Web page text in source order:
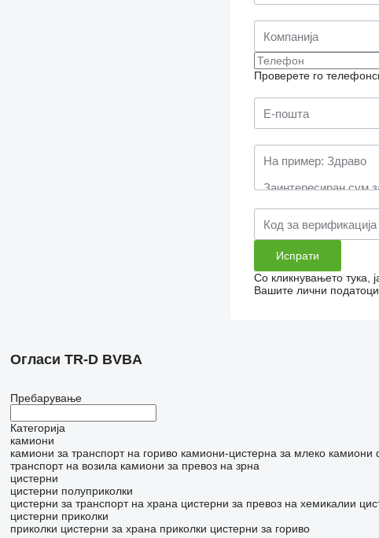
Проверете го
Со кликнувањето тука,
Вашите лични
Огласи TR-D BVBA
Пребарување
Категорија
камиони
камиони за транспорт на гориво камиони-цистерна за млеко камиони
транспорт на возила камиони за превоз на зрна
цистерни
цистерни полуприколки
цистерни за транспорт на храна цистерни за превоз на хемикалии
цистерни приколки
приколки цистерни за храна приколки цистерни за гориво